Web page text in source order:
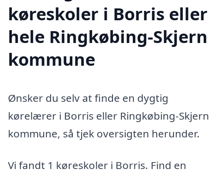
køreskoler i Borris eller
hele Ringkøbing-Skjern
kommune
Ønsker du selv at finde en dygtig
kørelærer i Borris eller Ringkøbing-Skjern
kommune, så tjek oversigten herunder.
Vi fandt 1 køreskoler i Borris. Find en